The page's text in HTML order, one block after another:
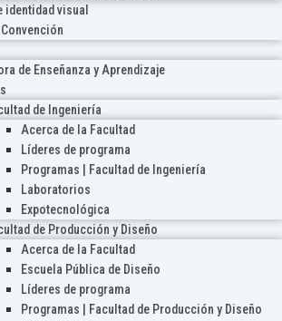
identidad visual
de Enseñanza y Aprendizaje
de Ingeniería
Acerca de la Facultad
Líderes de programa
Programas | Facultad de Ingeniería
Laboratorios
Expotecnológica
de Producción y Diseño
Acerca de la Facultad
Escuela Pública de Diseño
Líderes de programa
Programas | Facultad de Producción y Diseño